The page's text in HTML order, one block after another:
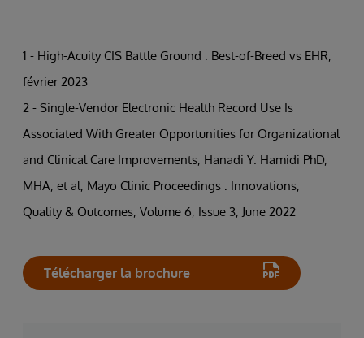
1 - High-Acuity CIS Battle Ground : Best-of-Breed vs EHR,
février 2023
2 - Single-Vendor Electronic Health Record Use Is
Associated With Greater Opportunities for Organizational
and Clinical Care Improvements, Hanadi Y. Hamidi PhD,
MHA, et al, Mayo Clinic Proceedings : Innovations,
Quality & Outcomes, Volume 6, Issue 3, June 2022
Télécharger la brochure